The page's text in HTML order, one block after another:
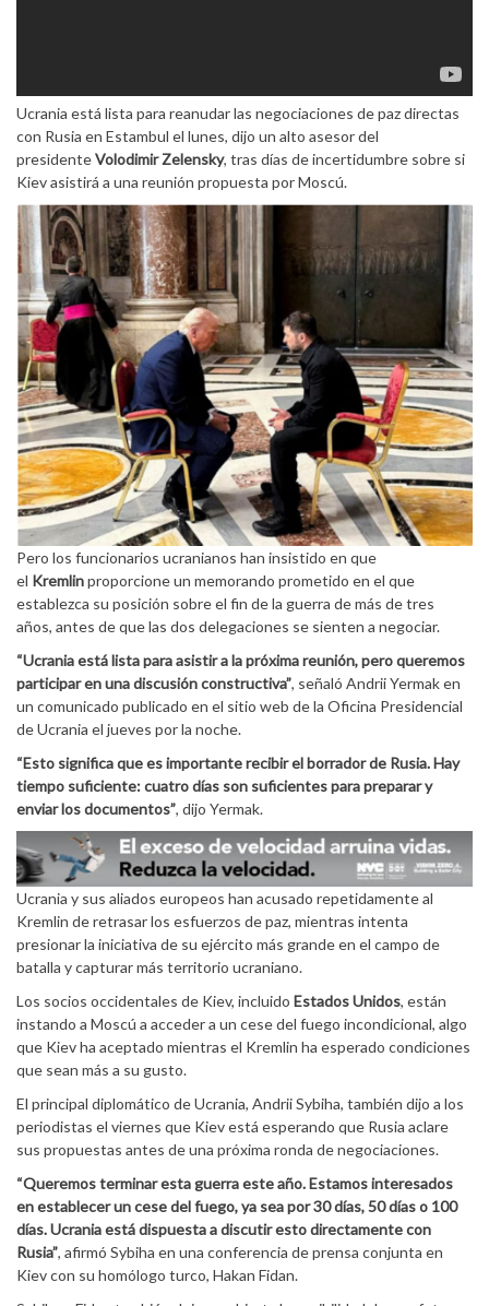
Ucrania está lista para reanudar las negociaciones de paz directas
con Rusia en Estambul el lunes, dijo un alto asesor del
presidenteVolodimir Zelensky, tras días de incertidumbre sobre si
Kiev asistirá a una reunión propuesta por Moscú.
Pero los funcionarios ucranianos han insistido en que
el Kremlinproporcione un memorando prometido en el que
establezca su posición sobre el fin de la guerra de más de tres
años, antes de que las dos delegaciones se sienten a negociar.
“Ucrania está lista para asistir a la próxima reunión, pero queremos
participar en una discusión constructiva”, señaló Andrii Yermak en
un comunicado publicado en el sitio web de la Oficina Presidencial
de Ucrania el jueves por la noche.
“Esto significa que es importante recibir el borrador de Rusia. Hay
tiempo suficiente: cuatro días son suficientes para preparar y
enviar los documentos”, dijo Yermak.
Ucrania y sus aliados europeos han acusado repetidamente al
Kremlin de retrasar los esfuerzos de paz, mientras intenta
presionar la iniciativa de su ejército más grande en el campo de
batalla y capturar más territorio ucraniano.
Los socios occidentales de Kiev, incluido Estados Unidos, están
instando a Moscú a acceder a un cese del fuego incondicional, algo
que Kiev ha aceptado mientras el Kremlin ha esperado condiciones
que sean más a su gusto.
El principal diplomático de Ucrania, Andrii Sybiha, también dijo a los
periodistas el viernes que Kiev está esperando que Rusia aclare
sus propuestas antes de una próxima ronda de negociaciones.
“Queremos terminar esta guerra este año. Estamos interesados
en establecer un cese del fuego, ya sea por 30 días, 50 días o 100
días. Ucrania está dispuesta a discutir esto directamente con
Rusia”, afirmó Sybiha en una conferencia de prensa conjunta en
Kiev con su homólogo turco, Hakan Fidan.